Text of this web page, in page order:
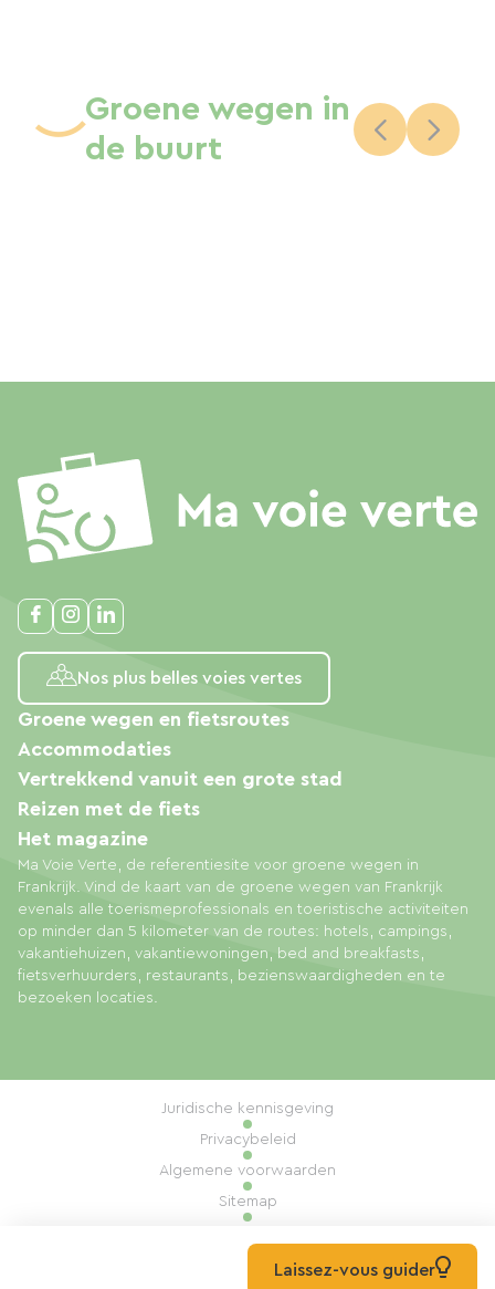
Groene wegen in
de buurt
Nos plus belles voies vertes
Ma Voie Verte, de referentiesite voor groene wegen in
Frankrijk. Vind de kaart van de groene wegen van Frankrijk
evenals alle toerismeprofessionals en toeristische activiteiten
op minder dan 5 kilometer van de routes: hotels, campings,
vakantiehuizen, vakantiewoningen, bed and breakfasts,
fietsverhuurders, restaurants, bezienswaardigheden en te
bezoeken locaties.
Groene wegen en fietsroutes
Accommodaties
Vertrekkend vanuit een grote stad
Reizen met de fiets
Het magazine
Juridische kennisgeving
Privacybeleid
Algemene voorwaarden
Sitemap
Realisatie: Mill, PrivasLaissez-vous guider